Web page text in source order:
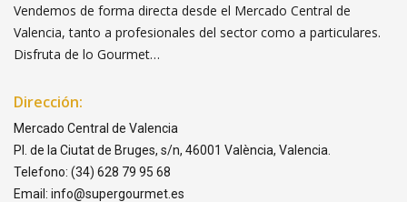
Vendemos de forma directa desde el Mercado Central de
Valencia, tanto a profesionales del sector como a particulares.
Disfruta de lo Gourmet…
Dirección:
Mercado Central de Valencia
Pl. de la Ciutat de Bruges, s/n, 46001 València, Valencia.
Telefono: (34) 628 79 95 68
Email: info@supergourmet.es